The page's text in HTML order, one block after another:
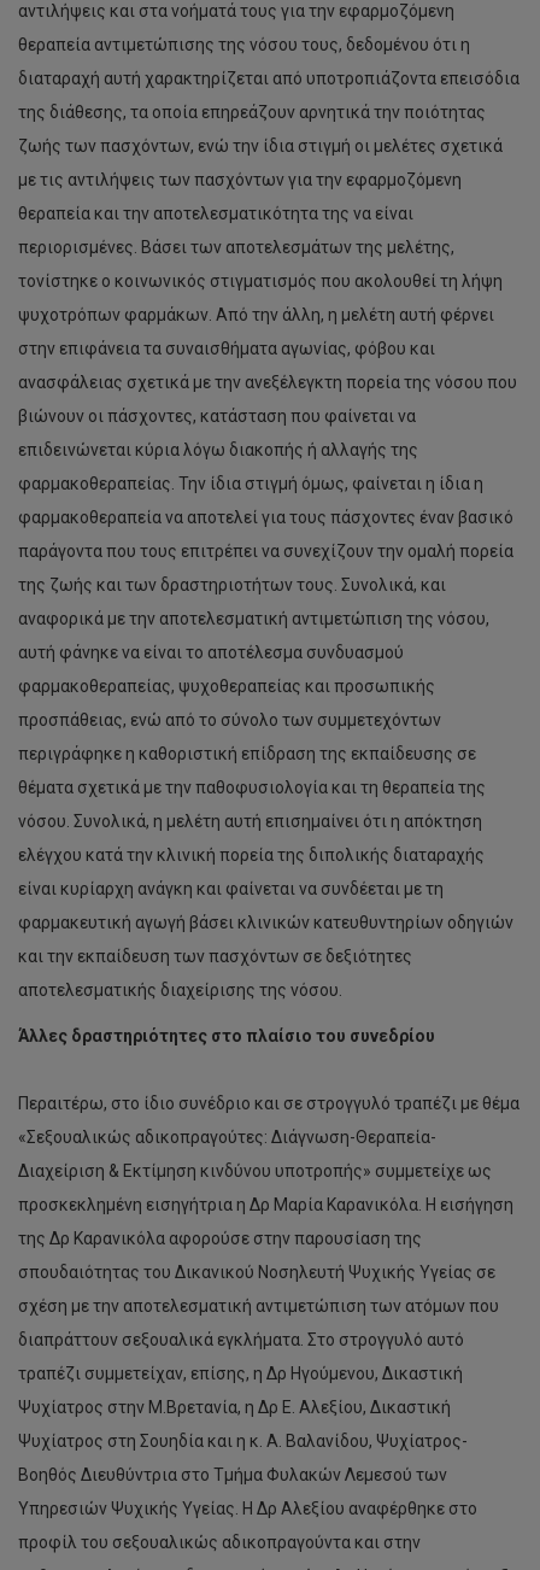
αντιλήψεις και στα νοήματά τους για την εφαρμοζόμενη
θεραπεία αντιμετώπισης της νόσου τους, δεδομένου ότι η
διαταραχή αυτή χαρακτηρίζεται από υποτροπιάζοντα επεισόδια
της διάθεσης, τα οποία επηρεάζουν αρνητικά την ποιότητας
ζωής των πασχόντων, ενώ την ίδια στιγμή οι μελέτες σχετικά
με τις αντιλήψεις των πασχόντων για την εφαρμοζόμενη
θεραπεία και την αποτελεσματικότητα της να είναι
περιορισμένες. Βάσει των αποτελεσμάτων της μελέτης,
τονίστηκε ο κοινωνικός στιγματισμός που ακολουθεί τη λήψη
ψυχοτρόπων φαρμάκων. Από την άλλη, η μελέτη αυτή φέρνει
στην επιφάνεια τα συναισθήματα αγωνίας, φόβου και
ανασφάλειας σχετικά με την ανεξέλεγκτη πορεία της νόσου που
βιώνουν οι πάσχοντες, κατάσταση που φαίνεται να
επιδεινώνεται κύρια λόγω διακοπής ή αλλαγής της
φαρμακοθεραπείας. Την ίδια στιγμή όμως, φαίνεται η ίδια η
φαρμακοθεραπεία να αποτελεί για τους πάσχοντες έναν βασικό
παράγοντα που τους επιτρέπει να συνεχίζουν την ομαλή πορεία
της ζωής και των δραστηριοτήτων τους. Συνολικά, και
αναφορικά με την αποτελεσματική αντιμετώπιση της νόσου,
αυτή φάνηκε να είναι το αποτέλεσμα συνδυασμού
φαρμακοθεραπείας, ψυχοθεραπείας και προσωπικής
προσπάθειας, ενώ από το σύνολο των συμμετεχόντων
περιγράφηκε η καθοριστική επίδραση της εκπαίδευσης σε
θέματα σχετικά με την παθοφυσιολογία και τη θεραπεία της
νόσου. Συνολικά, η μελέτη αυτή επισημαίνει ότι η απόκτηση
ελέγχου κατά την κλινική πορεία της διπολικής διαταραχής
είναι κυρίαρχη ανάγκη και φαίνεται να συνδέεται με τη
φαρμακευτική αγωγή βάσει κλινικών κατευθυντηρίων οδηγιών
και την εκπαίδευση των πασχόντων σε δεξιότητες
αποτελεσματικής διαχείρισης της νόσου.
Άλλες δραστηριότητες στο πλαίσιο του συνεδρίου
Περαιτέρω, στο ίδιο συνέδριο και σε στρογγυλό τραπέζι με θέμα
«Σεξουαλικώς αδικοπραγούτες: Διάγνωση-Θεραπεία-
Διαχείριση & Εκτίμηση κινδύνου υποτροπής» συμμετείχε ως
προσκεκλημένη εισηγήτρια η Δρ Μαρία Καρανικόλα. Η εισήγηση
της Δρ Καρανικόλα αφορούσε στην παρουσίαση της
σπουδαιότητας του Δικανικού Νοσηλευτή Ψυχικής Υγείας σε
σχέση με την αποτελεσματική αντιμετώπιση των ατόμων που
διαπράττουν σεξουαλικά εγκλήματα. Στο στρογγυλό αυτό
τραπέζι συμμετείχαν, επίσης, η Δρ Ηγούμενου, Δικαστική
Ψυχίατρος στην Μ.Βρετανία, η Δρ Ε. Αλεξίου, Δικαστική
Ψυχίατρος στη Σουηδία και η κ. Α. Βαλανίδου, Ψυχίατρος-
Βοηθός Διευθύντρια στο Τμήμα Φυλακών Λεμεσού των
Υπηρεσιών Ψυχικής Υγείας. Η Δρ Αλεξίου αναφέρθηκε στο
προφίλ του σεξουαλικώς αδικοπραγούντα και στην